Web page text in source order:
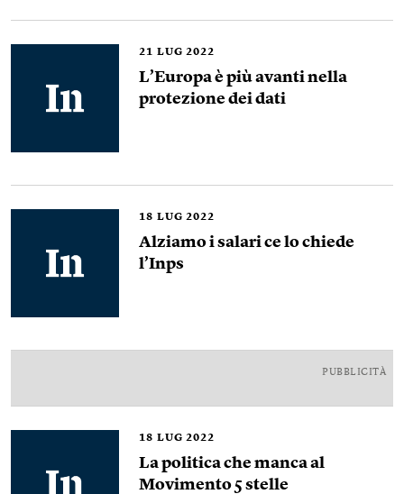
21 LUG 2022
L’Europa è più avanti nella
protezione dei dati
18 LUG 2022
Alziamo i salari ce lo chiede
l’Inps
PUBBLICITÀ
18 LUG 2022
La politica che manca al
Movimento 5 stelle